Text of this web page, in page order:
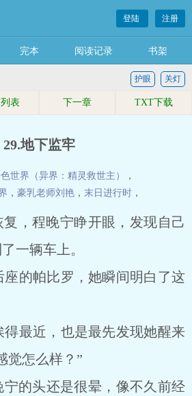
登陆 注册
完本 阅读记录 书架
关灯
护眼
表 下一章 TXT下载
29.地下监牢
世界（异界：精灵救世主）
，
， 豪乳老师刘艳 ， 末日进行时 ，
，程晚宁睁开眼，发现自己
一辆车上。
的帕比罗，她瞬间明白了这
最近，也是最先发现她醒来
觉怎么样？”
的头还是很晕，像不久前经